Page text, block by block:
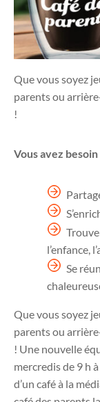
Que vous soyez
parents ou
!
Vous avez
l’enfance,
Se
Que vous soyez
parents ou
! Une nouvelle
mercredis de 9 h
d’un café à la